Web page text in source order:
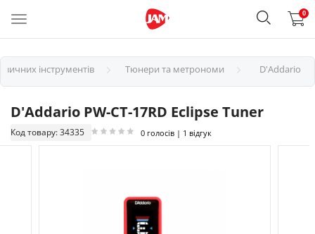
0
інструментів Тюнери та метрономи D'Addario
D'Addario PW-CT-17RD Eclipse Tuner
Код товару: 34335 0 голосів | 1 відгук